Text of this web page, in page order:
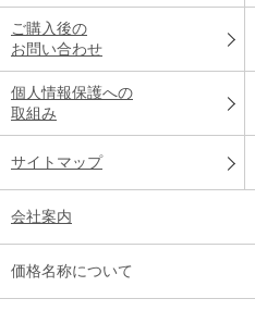
ご購入後の
お問い合わせ
個人情報保護への
取組み
サイトマップ
会社案内
価格名称について